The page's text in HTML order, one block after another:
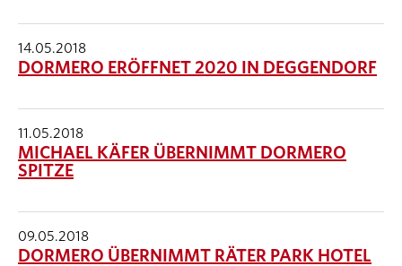
14.05.2018
DORMERO ERÖFFNET 2020 IN DEGGENDORF
11.05.2018
MICHAEL KÄFER ÜBERNIMMT DORMERO
SPITZE
09.05.2018
DORMERO ÜBERNIMMT RÄTER PARK HOTEL